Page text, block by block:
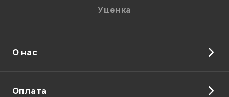
Отправить
Уценка
О нас
Оплата